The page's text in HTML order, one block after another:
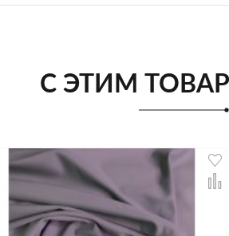
С ЭТИМ